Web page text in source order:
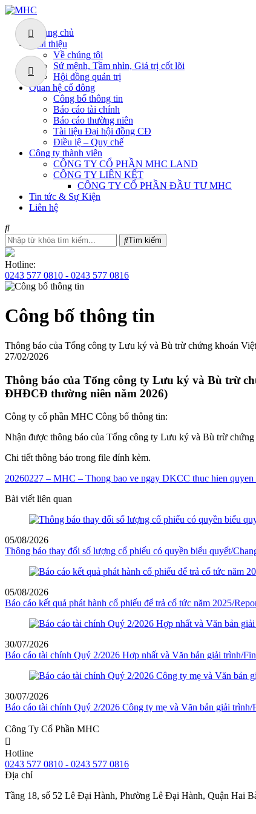
Trang chủ
Giới thiệu
Về chúng tôi
Sứ mệnh, Tầm nhìn, Giá trị cốt lõi
Hội đồng quản trị
Quan hệ cổ đông
Công bố thông tin
Báo cáo tài chính
Báo cáo thường niên
Tài liệu Đại hội đồng CĐ
Điều lệ – Quy chế
Công ty thành viên
CÔNG TY CỔ PHẦN MHC LAND
CÔNG TY LIÊN KẾT
CÔNG TY CỔ PHẦN ĐẦU TƯ MHC
Tin tức & Sự Kiện
Liên hệ
Tìm kiếm
Hotline:
0243 577 0810 - 0243 577 0816
Công bố thông tin
Thông báo của Tổng công ty Lưu ký và Bù trừ chứng khoán
27/02/2026
Thông báo của Tổng công ty Lưu ký và Bù trừ
ĐHĐCĐ thường niên năm 2026)
Công ty cổ phần MHC Công bố thông tin:
Nhận được thông báo của Tổng công ty Lưu ký và Bù trừ
Chi tiết thông báo trong file đính kèm.
20260227 – MHC – Thong bao ve ngay DKCC thuc hien
Bài viết liên quan
05/08/2026
Thông báo thay đổi số lượng cổ phiếu có quyền biểu quyết/
05/08/2026
Báo cáo kết quả phát hành cổ phiếu để trả cổ tức năm 2025/
30/07/2026
Báo cáo tài chính Quý 2/2026 Hợp nhất và Văn bản giải trình/
30/07/2026
Báo cáo tài chính Quý 2/2026 Công ty mẹ và Văn bản giải
Công Ty Cổ Phần MHC
Hotline
0243 577 0810 - 0243 577 0816
Địa chỉ
Tầng 18, số 52 Lê Đại Hành, Phường Lê Đại Hành, Quận Hai